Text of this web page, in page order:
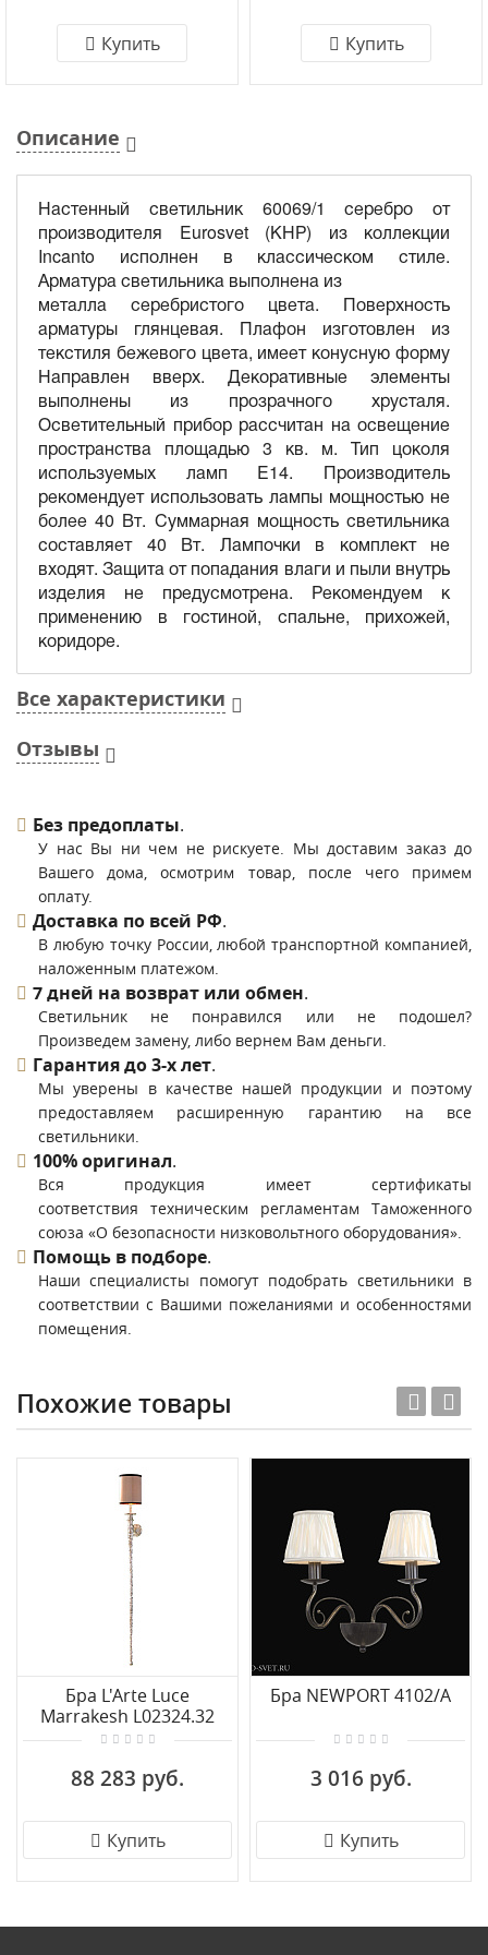
Купить Купить
Описание
Настенный светильник 60069/1 серебро от
производителя Eurosvet (КНР) из коллекции
Incanto исполнен в классическом стиле.
Арматура светильника выполнена из
металла серебристого цвета. Поверхность
арматуры глянцевая. Плафон изготовлен из
текстиля бежевого цвета, имеет конусную форму
Направлен вверх. Декоративные элементы
выполнены из прозрачного хрусталя.
Осветительный прибор рассчитан на освещение
пространства площадью 3 кв. м. Тип цоколя
используемых ламп E14. Производитель
рекомендует использовать лампы мощностью не
более 40 Вт. Суммарная мощность светильника
составляет 40 Вт. Лампочки в комплект не
входят. Защита от попадания влаги и пыли внутрь
изделия не предусмотрена. Рекомендуем к
применению в гостиной, спальне, прихожей,
коридоре.
Все характеристики
Отзывы
Без предоплаты.
У нас Вы ни чем не рискуете. Мы доставим заказ до
Вашего дома, осмотрим товар, после чего примем
оплату.
Доставка по всей РФ.
В любую точку России, любой транспортной компанией,
наложенным платежом.
7 дней на возврат или обмен.
Светильник не понравился или не подошел?
Произведем замену, либо вернем Вам деньги.
Гарантия до 3-х лет.
Мы уверены в качестве нашей продукции и поэтому
предоставляем расширенную гарантию на все
светильники.
100% оригинал.
Вся продукция имеет сертификаты
соответствия техническим регламентам Таможенного
союза «О безопасности низковольтного оборудования».
Помощь в подборе.
Наши специалисты помогут подобрать светильники в
соответствии с Вашими пожеланиями и особенностями
помещения.
Похожие товары
Бра L'Arte Luce
Marrakesh L02324.32
88 283 руб.
Купить
Бра NEWPORT 4102/A
3 016 руб.
Купить